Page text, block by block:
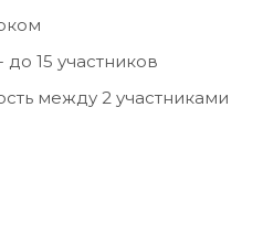
15 участников
между 2 участниками